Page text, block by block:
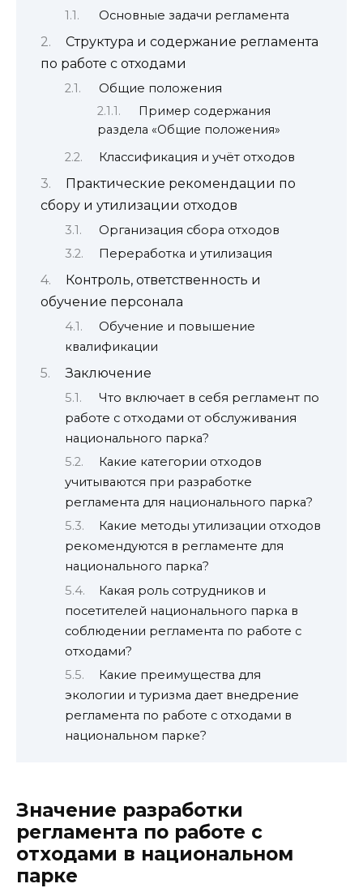
Основные задачи регламента
Структура и содержание регламента
по работе с отходами
Общие положения
Пример содержания
раздела «Общие положения»
Классификация и учёт отходов
Практические рекомендации по
сбору и утилизации отходов
Организация сбора отходов
Переработка и утилизация
Контроль, ответственность и
обучение персонала
Обучение и повышение
квалификации
Заключение
Что включает в себя регламент по
работе с отходами от обслуживания
национального парка?
Какие категории отходов
учитываются при разработке
регламента для национального парка?
Какие методы утилизации отходов
рекомендуются в регламенте для
национального парка?
Какая роль сотрудников и
посетителей национального парка в
соблюдении регламента по работе с
отходами?
Какие преимущества для
экологии и туризма дает внедрение
регламента по работе с отходами в
национальном парке?
Значение разработки
регламента по работе с
отходами в национальном
парке